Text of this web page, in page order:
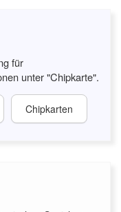
für
unter "Chipkarte".
Chipkarten